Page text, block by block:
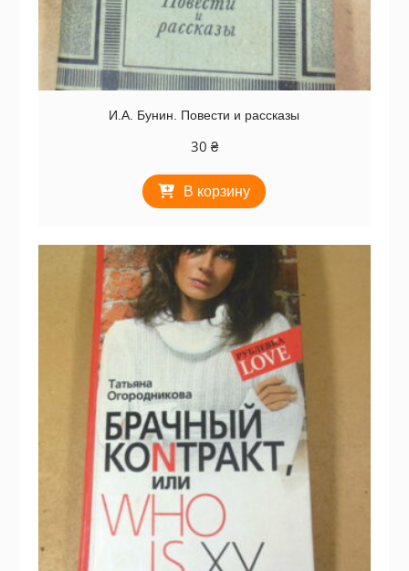
И.А. Бунин. Повести и рассказы
30 ₴
В корзину